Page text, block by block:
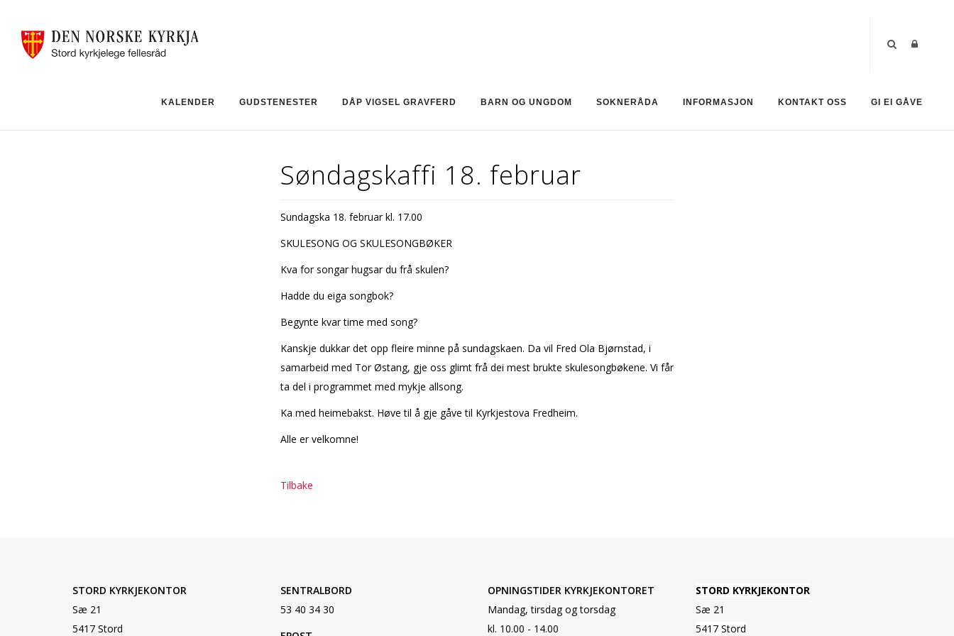
KALENDER GUDSTENESTER DÅP VIGSEL GRAVFERD BARN OG UNGDOM SOKNERÅDA INFORMASJON KONTAKT OSS GI EI GÅVE
Søndagskaffi 18. februar
Sundagskaffi 18. februar kl. 17.00
SKULESONG OG SKULESONGBØKER
Kva for songar hugsar du frå skulen?
Hadde du eiga songbok?
Begynte kvar time med song?
Kanskje dukkar det opp fleire minne på sundagskaffien. Da vil Fred Ola Bjørnstad, i
samarbeid med Tor Østang, gje oss glimt frå dei mest brukte skulesongbøkene. Vi får
ta del i programmet med mykje allsong.
Kaffi med heimebakst. Høve til å gje gåve til Kyrkjestova Fredheim.
Alle er velkomne!
Tilbake
STORD KYRKJEKONTOR
Sæ 21
5417 Stord
SENTRALBORD
53 40 34 30
OPNINGSTIDER KYRKJEKONTORET
Mandag, tirsdag og torsdag
kl. 10.00 - 14.00
STORD KYRKJEKONTOR
Sæ 21
5417 Stord